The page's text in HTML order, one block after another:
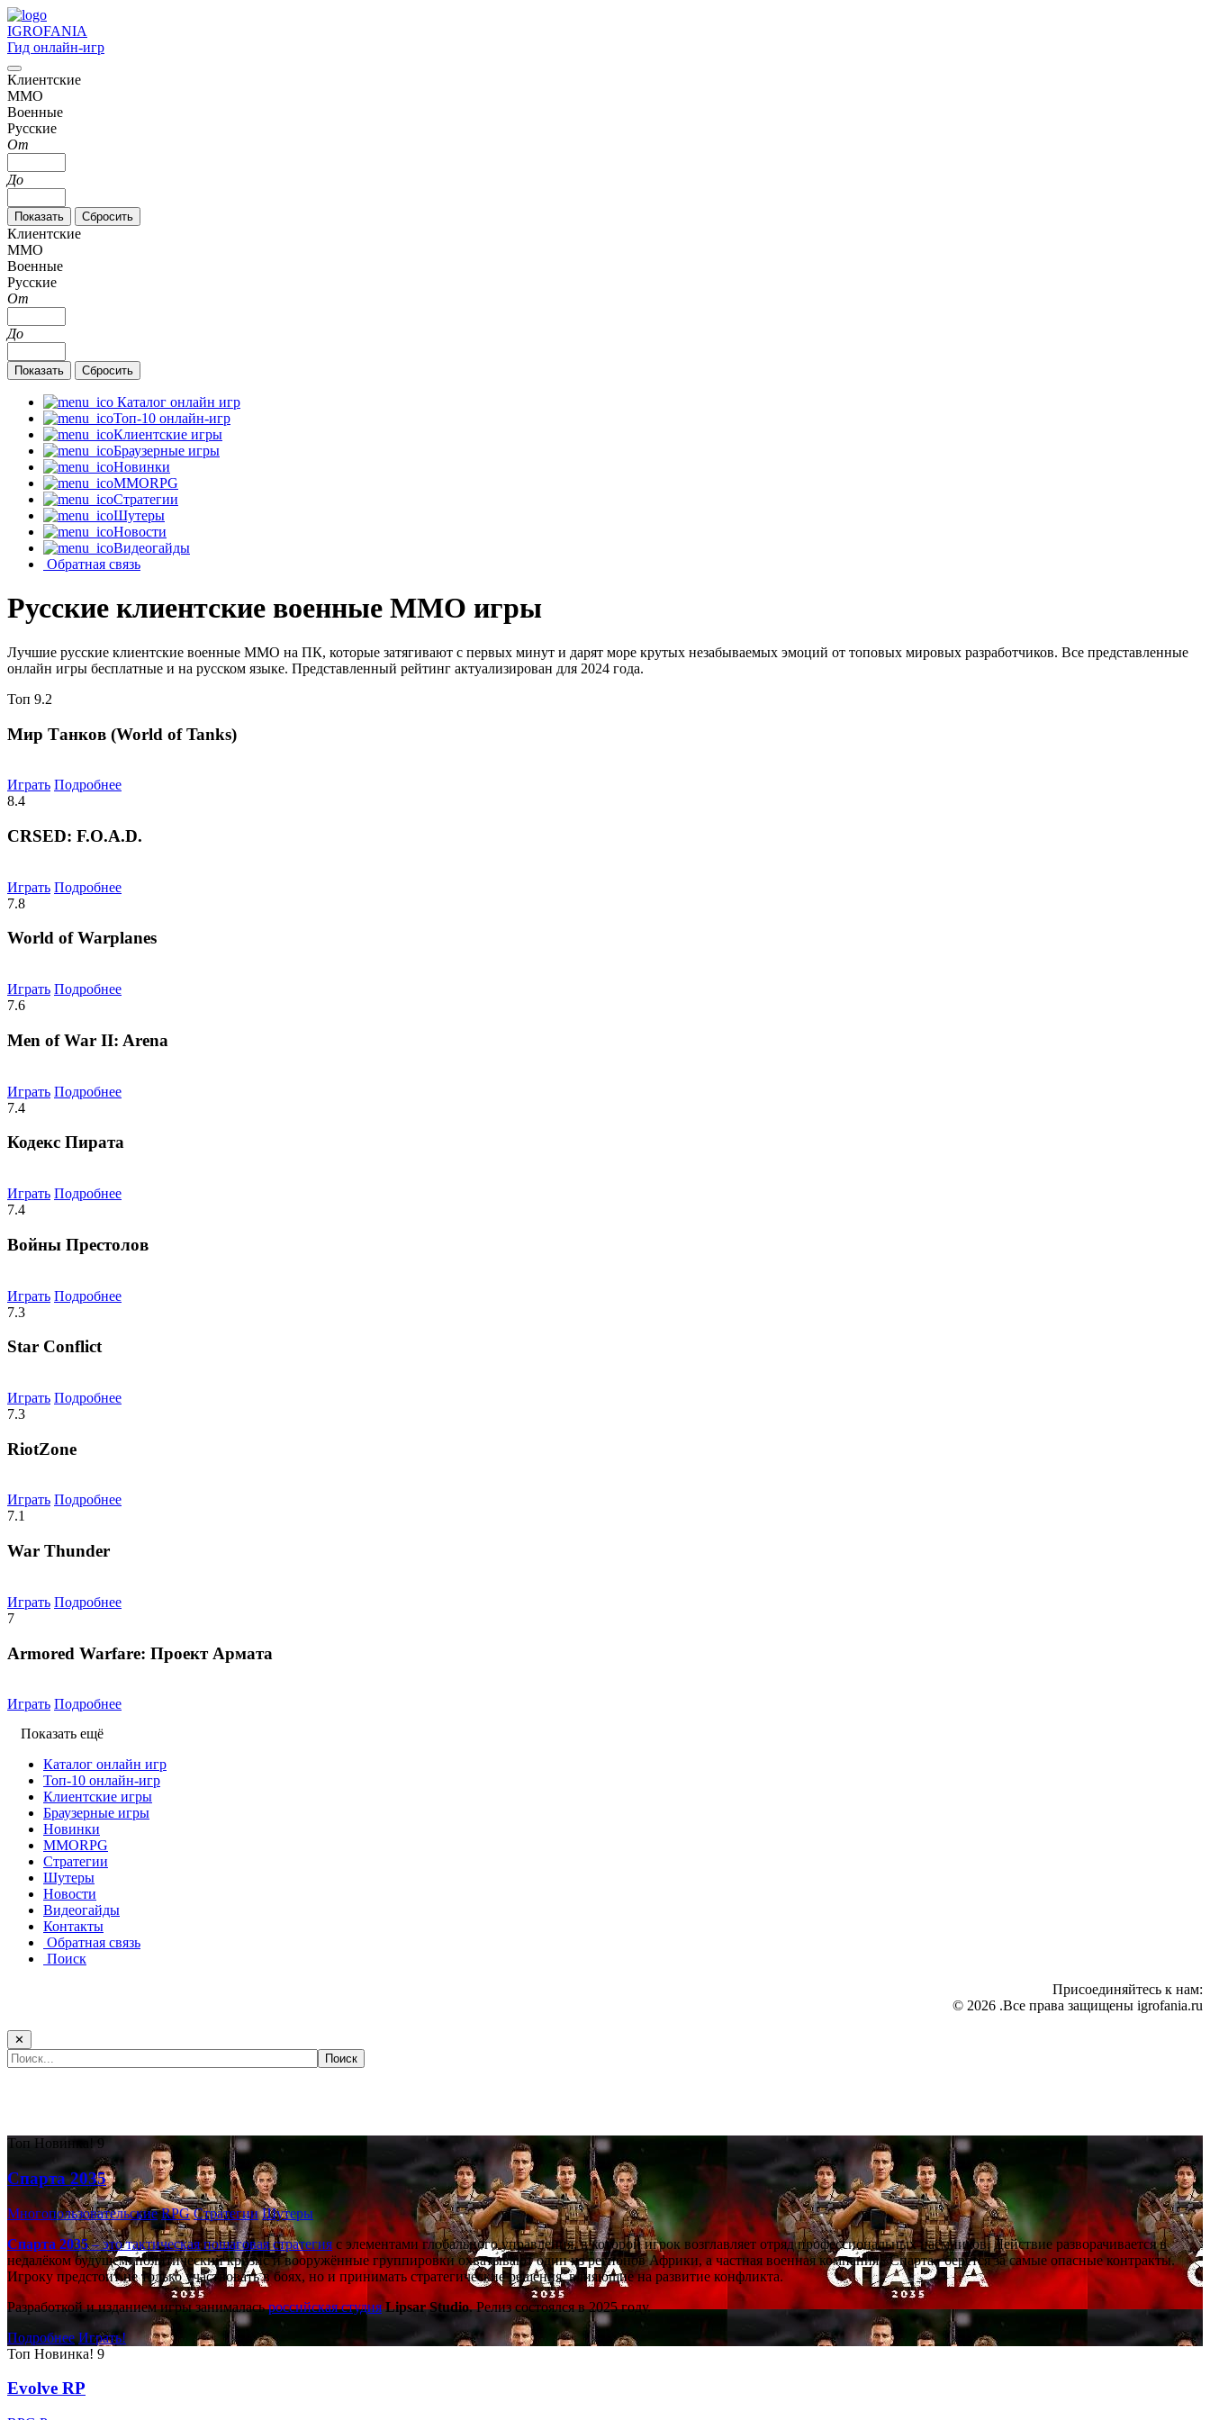
IGROFANIA
Гид онлайн-игр
Клиентские
MMO
Военные
Русские
От
До
Клиентские
MMO
Военные
Русские
От
До
Каталог онлайн игр
Топ-10 онлайн-игр
Клиентские игры
Браузерные игры
Новинки
MMORPG
Стратегии
Шутеры
Новости
Видеогайды
Обратная связь
Русские клиентские военные MMO игры
Лучшие русские клиентские военные MMO на ПК, которые затягивают с первых минут и дарят море крутых незабываемых эмоций от топовых мировых разработчиков. Все представленные
онлайн игры бесплатные и на русском языке. Представленный рейтинг актуализирован для 2024 года.
Топ 9.2
Мир Танков (World of Tanks)
Играть Подробнее
8.4
CRSED: F.O.A.D.
Играть Подробнее
7.8
World of Warplanes
Играть Подробнее
7.6
Men of War II: Arena
Играть Подробнее
7.4
Кодекс Пирата
Играть Подробнее
7.4
Войны Престолов
Играть Подробнее
7.3
Star Conflict
Играть Подробнее
7.3
RiotZone
Играть Подробнее
7.1
War Thunder
Играть Подробнее
7
Armored Warfare: Проект Армата
Играть Подробнее
Показать ещё
Каталог онлайн игр
Топ-10 онлайн-игр
Клиентские игры
Браузерные игры
Новинки
MMORPG
Стратегии
Шутеры
Новости
Видеогайды
Контакты
Обратная связь
Поиск
Присоединяйтесь к нам:
© 2026 .Все права защищены igrofania.ru
✕
Топ Новинка! 9
Спарта 2035
Многопользовательские RPG Стратегии Шутеры
Спарта 2035– это тактическаяпошаговая стратегияс элементами глобального управления, в которой игрок возглавляет отряд профессиональных наёмников. Действие разворачивается в
недалёком будущем: политический кризис и вооружённые группировки охватывают один из регионов Африки, а частная военная компания «Спарта» берётся за самые опасные контракты.
Игроку предстоит не только участвовать в боях, но и принимать стратегические решения, влияющие на развитие конфликта.
Разработкой и изданием игры занималасьроссийская студия Lipsar Studio. Релиз состоялся в 2025 году.
Подробнее Играть!
Топ Новинка! 9
Evolve RP